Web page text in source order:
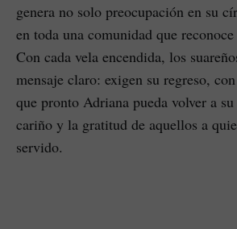
genera no solo preocupación en su
en toda una comunidad que
Con cada vela encendida, los
mensaje claro: exigen su regreso,
que pronto Adriana pueda volver a
cariño y la gratitud de aquellos a
servido.